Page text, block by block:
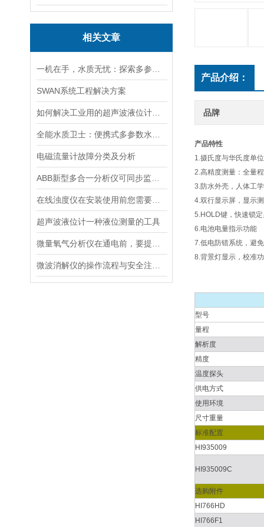
相关文章
SWAN系统工程解决方案
电磁流量计故障分类及分析
超声波液位计一种液位测量的工具
产品介绍：
品牌
产品特性
1.摄氏度与华氏度单
2.高精度测量：全量
3.防水外壳，人体工
4.双行显示屏，显示
5.HOLD键，快速锁
6.电池电量指示功能
7.低电防错系统，避
8.背景灯显示，校准
型号
量程
解析度
精度
温度探头
供电方式
使用环境
尺寸重量
标准配置
HI935009
HI935009C
选购附件
HI766HD
HI766F1